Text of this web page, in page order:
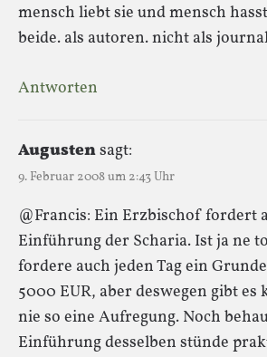
mensch liebt sie und mensch
beide. als autoren. nicht als
Antworten
Augustensagt:
9. Februar 2008 um 2:43 Uhr
@Francis: Ein Erzbischof fordert
Einführung der Scharia. Ist ja ne
fordere auch jeden Tag ein
5000 EUR, aber deswegen gibt es
nie so eine Aufregung. Noch
Einführung desselben stünde